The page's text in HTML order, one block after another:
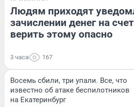
Людям приходят
зачислении денег на
верить этому опасно
3 часа 167
Восемь сбили, три упали. Все, что
известно об атаке беспилотников
на Екатеринбург